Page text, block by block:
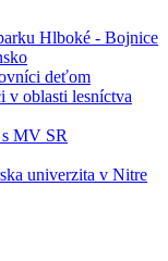
Hlboké - Bojnice
deťom
v oblasti lesníctva
MV SR
univerzita v Nitre